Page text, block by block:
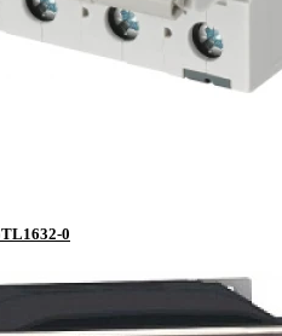
0